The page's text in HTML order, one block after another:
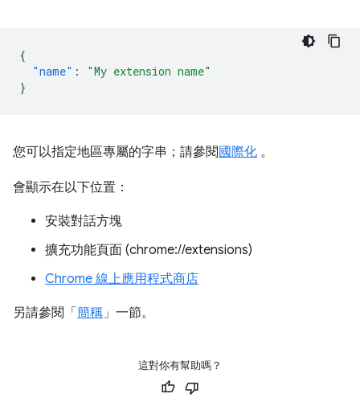
{
"name" :
"My extension name"
}
您可以指定地區專屬的字串；請參閱 國際化 。
會顯示在以下位置：
安裝對話方塊
擴充功能頁面 (chrome://extensions)
Chrome 線上應用程式商店
另請參閱「 簡稱」一節。
這對你有幫助嗎？